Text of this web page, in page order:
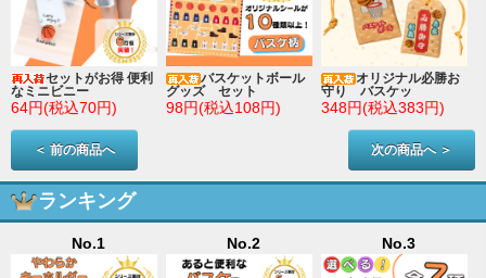
セットがお得 便利
なミニビニー
64円(税込70円)
バスケットボール
グッズ セット
98円(税込108円)
オリジナル必勝お
守り バスケッ
348円(税込383円)
＜ 前の商品へ 次の商品へ ＞
ランキング
No.1 No.2 No.3